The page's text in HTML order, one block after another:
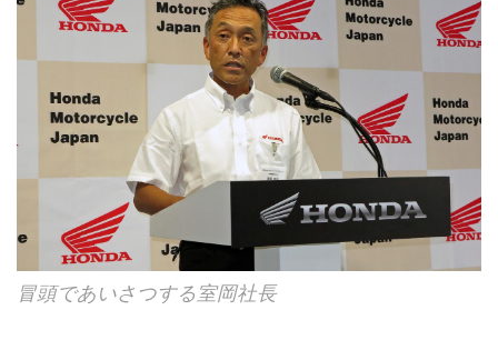
冒頭であいさつする室岡社長